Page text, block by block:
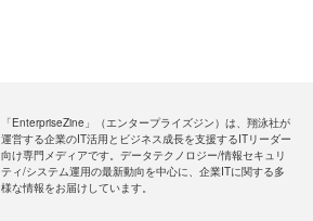
「EnterpriseZine」（エンタープライズジン）は、翔泳社が
運営する企業のIT活用とビジネス成長を支援するITリーダー
向け専門メディアです。データテクノロジー/情報セキュリ
ティ/システム運用の最新動向を中心に、企業ITに関する多
様な情報をお届けしています。